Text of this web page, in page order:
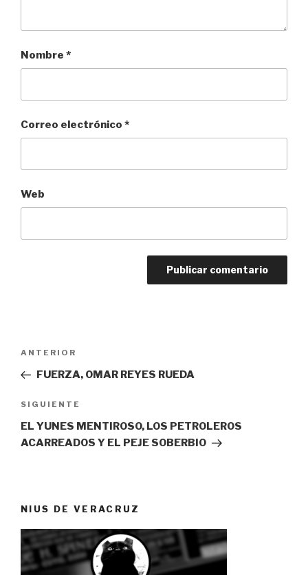
Nombre *
Correo electrónico *
Web
entradas
Entrada
anterior:
ANTERIOR
FUERZA, OMAR REYES RUEDA
Siguiente
entrada
SIGUIENTE
EL YUNES MENTIROSO, LOS PETROLEROS
ACARREADOS Y EL PEJE SOBERBIO
NIUS DE VERACRUZ